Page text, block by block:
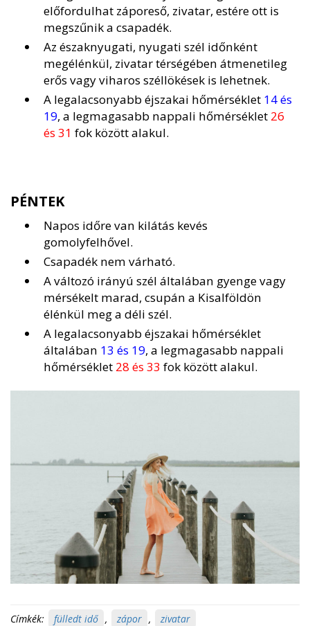
előfordulhat záporeső, zivatar, estére ott is
megszűnik a csapadék.
Az északnyugati, nyugati szél időnként
megélénkül, zivatar térségében átmenetileg
erős vagy viharos széllökések is lehetnek.
A legalacsonyabb éjszakai hőmérséklet 14 és
19, a legmagasabb nappali hőmérséklet 26
és 31 fok között alakul.
PÉNTEK
Napos időre van kilátás kevés
gomolyfelhővel.
Csapadék nem várható.
A változó irányú szél általában gyenge vagy
mérsékelt marad, csupán a Kisalföldön
élénkül meg a déli szél.
A legalacsonyabb éjszakai hőmérséklet
általában 13 és 19, a legmagasabb nappali
hőmérséklet 28 és 33 fok között alakul.
Címkék: fülledt idő , zápor , zivatar